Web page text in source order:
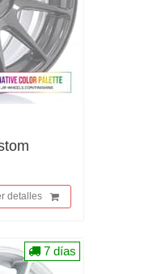
detalles
7 días